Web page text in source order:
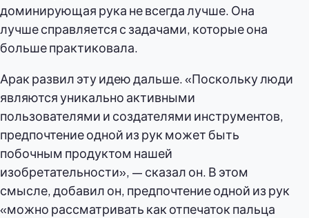
доминирующая рука не всегда лучше. Она
лучше справляется с задачами, которые она
больше практиковала.
Арак развил эту идею дальше. «Поскольку люди
являются уникально активными
пользователями и создателями инструментов,
предпочтение одной из рук может быть
побочным продуктом нашей
изобретательности», — сказал он. В этом
смысле, добавил он, предпочтение одной из рук
«можно рассматривать как отпечаток пальца